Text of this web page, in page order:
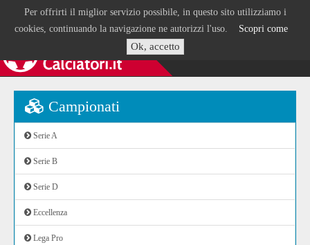
Per offrirti il miglior servizio possibile, in questo sito utilizziamo i
cookies, continuando la navigazione ne autorizzi l'uso. Scopri come
Ok, accetto
Campionati
Serie A
Serie B
Serie D
Eccellenza
Lega Pro